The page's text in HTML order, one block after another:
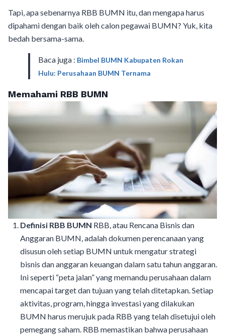
Tapi, apa sebenarnya RBB BUMN itu, dan mengapa harus
dipahami dengan baik oleh calon pegawai BUMN? Yuk, kita
bedah bersama-sama.
Baca juga : Bimbel BUMN Kabupaten Rokan
Hulu: Perusahaan BUMN Ternama
Memahami RBB BUMN
Definisi RBB BUMN RBB, atau Rencana Bisnis dan
Anggaran BUMN, adalah dokumen perencanaan yang
disusun oleh setiap BUMN untuk mengatur strategi
bisnis dan anggaran keuangan dalam satu tahun anggaran.
Ini seperti “peta jalan” yang memandu perusahaan dalam
mencapai target dan tujuan yang telah ditetapkan. Setiap
aktivitas, program, hingga investasi yang dilakukan
BUMN harus merujuk pada RBB yang telah disetujui oleh
pemegang saham. RBB memastikan bahwa perusahaan